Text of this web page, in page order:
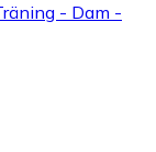
- Dam -